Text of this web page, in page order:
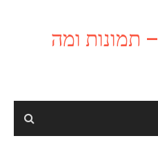
Noya Gallery – תמונות ומה